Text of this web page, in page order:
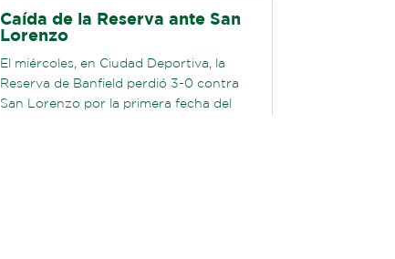
Caída de la Reserva ante San
Lorenzo
El miércoles, en Ciudad Deportiva, la
Reserva de Banfield perdió 3-0 contra
San Lorenzo por la primera fecha del